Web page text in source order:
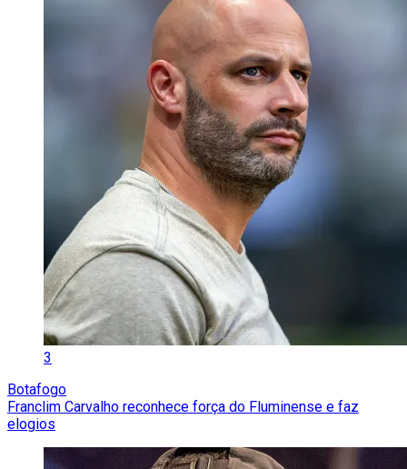
3
Botafogo
Franclim Carvalho reconhece força do Fluminense e faz
elogios